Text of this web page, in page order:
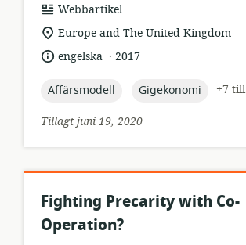
resursformat:
Webbartikel
relevant
plats:
Europe and The United Kingdom
språk:engelska .
publiceringsdatum:
2017
topic:
Affärsmodell topic:
Gigekonomi
+7 till
Tillagt juni 19, 2020
Fighting Precarity with Co-
Operation?